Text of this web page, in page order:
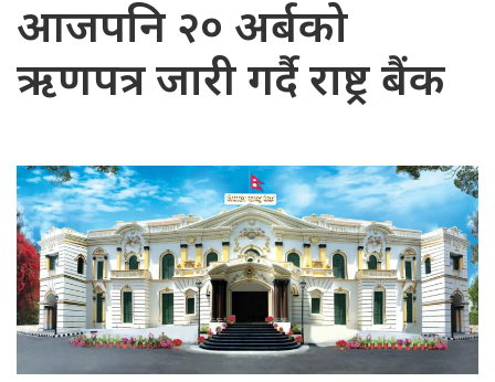
आजपनि २० अर्बको
ऋणपत्र जारी गर्दै राष्ट्र बैंक